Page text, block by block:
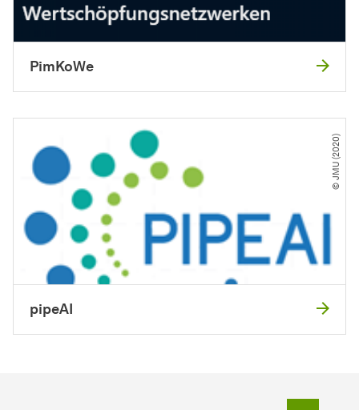
PimKoWe
© JMU (2020)
pipeAI